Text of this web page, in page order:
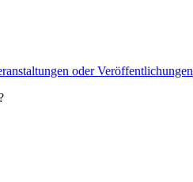
oder Veröffentlichungen